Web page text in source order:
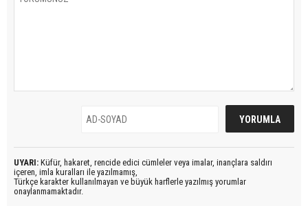
UYARI: Küfür, hakaret, rencide edici cümleler veya imalar, inançlara saldırı
içeren, imla kuralları ile yazılmamış,
Türkçe karakter kullanılmayan ve büyük harflerle yazılmış yorumlar
onaylanmamaktadır.